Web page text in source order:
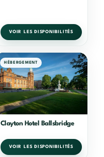
VOIR LES DISPONIBILITÉS
HÉBERGEMENT
Clayton Hotel Ballsbridge
VOIR LES DISPONIBILITÉS